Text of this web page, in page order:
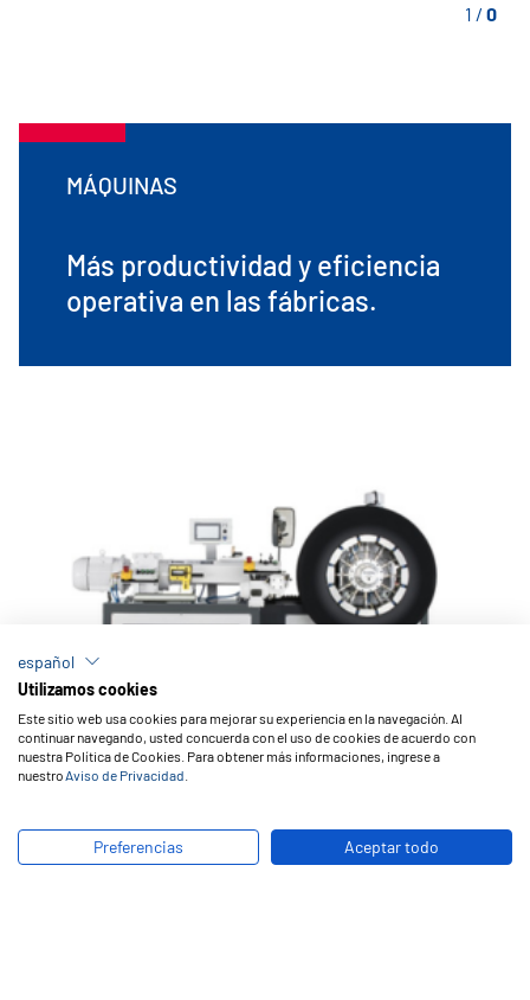
1 / 0
MÁQUINAS
Más productividad y eficiencia
operativa en las fábricas.
Orbicushions
español
Utilizamos cookies
Este sitio web usa cookies para mejorar su experiencia en la navegación. Al
continuar navegando, usted concuerda con el uso de cookies de acuerdo con
nuestra Política de Cookies. Para obtener más informaciones, ingrese a
nuestroAviso de Privacidad
Preferencias Aceptar todo